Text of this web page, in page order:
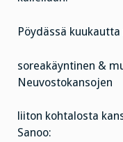
Pöydässä
soreakäyntinen &
Neuvostokansojen
liiton kohtalosta
Sanoo: